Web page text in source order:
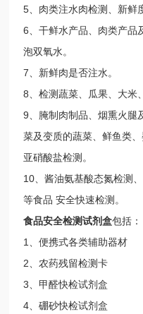
5、肉类注水肉检测、新鲜
6、干鲜水产品、肉类产品
泡双氧水。
7、新鲜肉是否注水。
8、检测蔬菜、瓜果、大米
9、腌制肉制品、烟熏火腿
菜及变质的蔬菜、鲜鱼类
亚硝酸盐检测。
10、酱油氨基酸态氮检测
等食品 安全快速检测。
食品安全检测试剂盒包括：
1、便携式各类辅助器材
2、农药残留检测卡
3、甲醛快检试剂盒
4、硼砂快检试剂盒